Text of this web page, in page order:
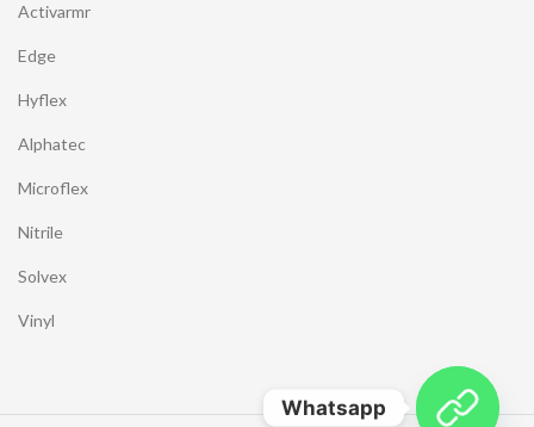
Activarmr
Edge
Hyflex
Alphatec
Microflex
Nitrile
Solvex
Vinyl
Whatsapp